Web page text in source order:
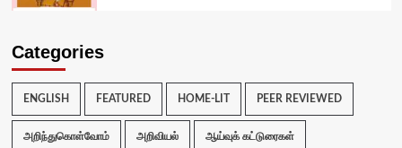
Categories
ENGLISH FEATURED HOME-LIT PEER REVIEWED
அறிந்துகொள்வோம் அறிவியல் ஆய்வுக் கட்டுரைகள்